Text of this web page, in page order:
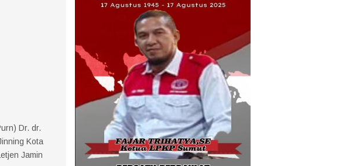
Dr. dr.
Kota
Jamin